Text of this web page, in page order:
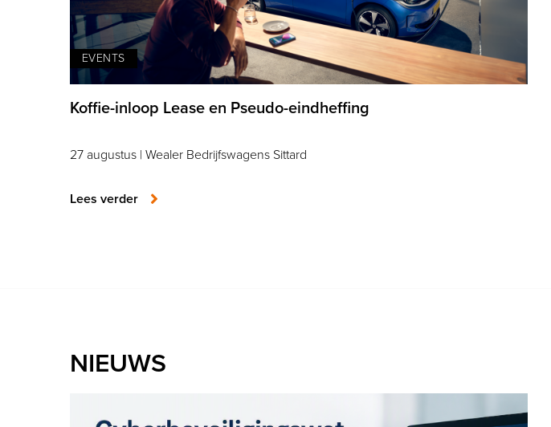
EVENTS
Koffie-inloop Lease en Pseudo-eindheffing
27 augustus | Wealer Bedrijfswagens Sittard
Lees verder
NIEUWS